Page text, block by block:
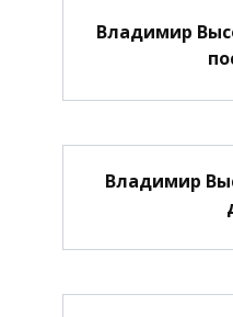
Владимир
Владимир